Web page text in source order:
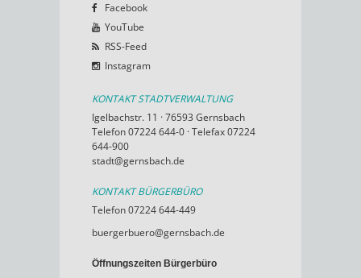
Facebook
YouTube
RSS-Feed
Instagram
KONTAKT STADTVERWALTUNG
Igelbachstr. 11 · 76593 Gernsbach
Telefon 07224 644-0 · Telefax 07224
644-900
stadt@gernsbach.de
KONTAKT BÜRGERBÜRO
Telefon 07224 644-449
buergerbuero@gernsbach.de
Öffnungszeiten Bürgerbüro